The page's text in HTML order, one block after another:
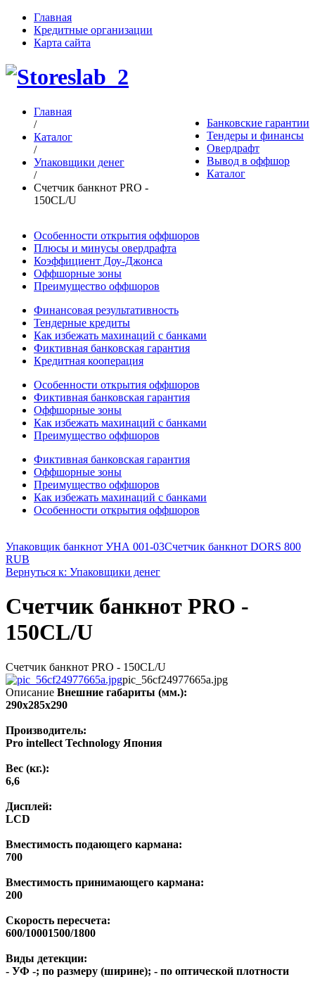
Главная
Кредитные организации
Карта сайта
Банковские гарантии
Тендеры и финансы
Овердрафт
Вывод в оффшор
Каталог
Главная
/
Каталог
/
Упаковщики денег
/
Счетчик банкнот PRO -
150CL/U
Особенности открытия оффшоров
Плюсы и минусы овердрафта
Коэффициент Доу-Джонса
Оффшорные зоны
Преимущество оффшоров
Финансовая результативность
Тендерные кредиты
Как избежать махинаций с банками
Фиктивная банковская гарантия
Кредитная кооперация
Особенности открытия оффшоров
Фиктивная банковская гарантия
Оффшорные зоны
Как избежать махинаций с банками
Преимущество оффшоров
Фиктивная банковская гарантия
Оффшорные зоны
Преимущество оффшоров
Как избежать махинаций с банками
Особенности открытия оффшоров
Упаковщик банкнот УНА 001-03Счетчик банкнот DORS 800
RUB
Вернуться к: Упаковщики денег
Счетчик банкнот PRO -
150CL/U
Счетчик банкнот PRO - 150CL/U
pic_56cf24977665a.jpg
Описание Внешние габариты (мм.):
290х285х290
Производитель:
Pro intellect Technology Япония
Вес (кг.):
6,6
Дисплей:
LCD
Вместимость подающего кармана:
700
Вместимость принимающего кармана:
200
Скорость пересчета:
600/10001500/1800
Виды детекции:
- УФ -; по размеру (ширине); - по оптической плотности